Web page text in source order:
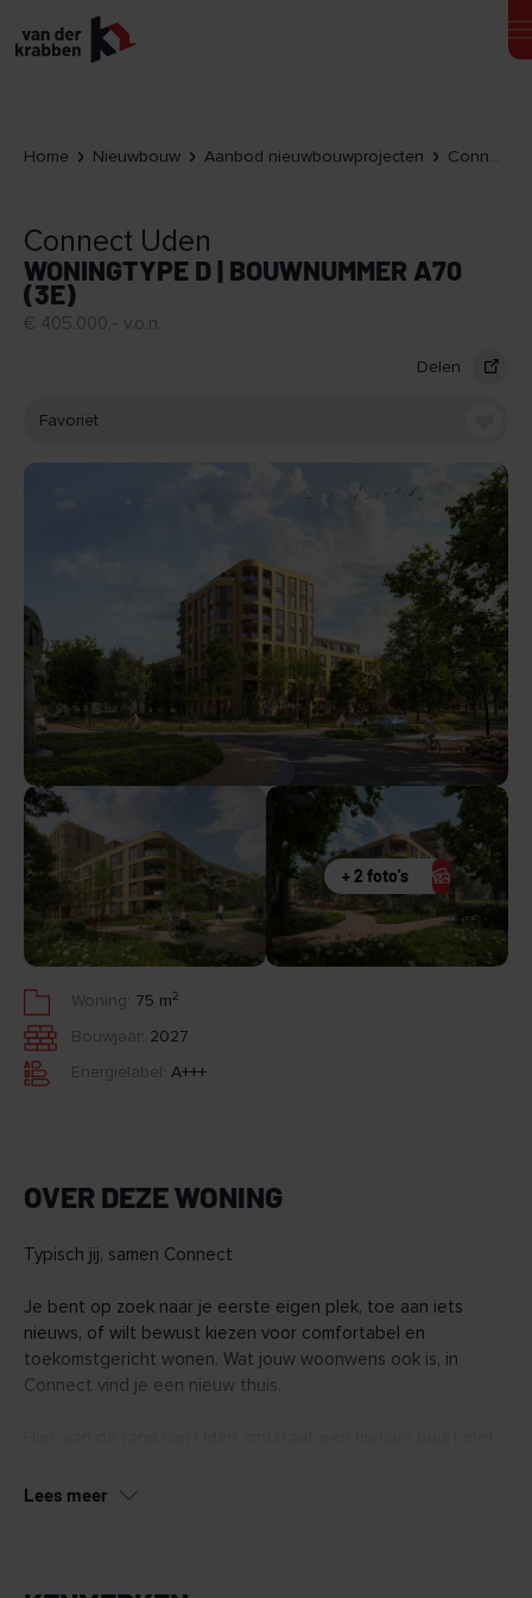
Home Nieuwbouw Aanbod nieuwbouwprojecten Connect Uden
Connect Uden
WONINGTYPE D | BOUWNUMMER A70
(3E)
€ 405.000,- v.o.n.
Delen
Favoriet
+ 2 foto's
Woning: 75 m 2
Bouwjaar: 2027
Energielabel: A+++
OVER DEZE WONING
Typisch jij, samen Connect
Je bent op zoek naar je eerste eigen plek, toe aan iets
nieuws, of wilt bewust kiezen voor comfortabel en
toekomstgericht wonen. Wat jouw woonwens ook is, in
Connect vind je een nieuw thuis.
penthouses en een aantal grondgebonden woningen.
Lees meer